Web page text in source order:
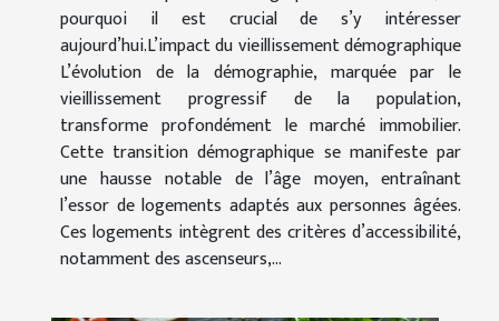
pourquoi il est crucial de s’y intéresser
aujourd’hui.L’impact du vieillissement démographique
L’évolution de la démographie, marquée par le
vieillissement progressif de la population,
transforme profondément le marché immobilier.
Cette transition démographique se manifeste par
une hausse notable de l’âge moyen, entraînant
l’essor de logements adaptés aux personnes âgées.
Ces logements intègrent des critères d’accessibilité,
notamment des ascenseurs,...